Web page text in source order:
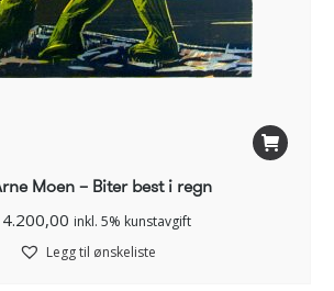
Moen – Biter best i regn
4.200,00 inkl. 5% kunstavgift
Legg til ønskeliste